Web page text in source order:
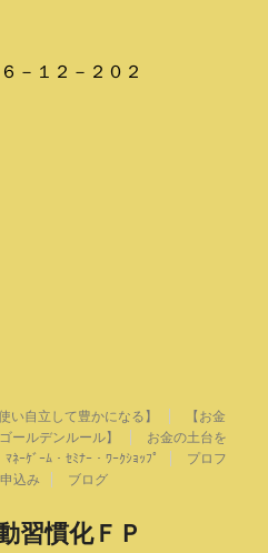
－１２－２０２
い自立して豊かになる】
【お金
ールデンルール】
お金の土台を
ﾏﾈｰｹﾞｰﾑ・ｾﾐﾅｰ・ﾜｰｸｼｮｯﾌﾟ
プロフ
込み ブログ
習慣化ＦＰ